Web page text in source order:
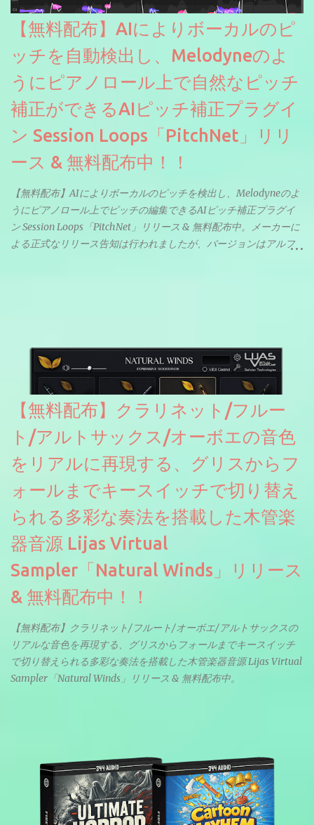
【無料配布】AIによりボーカルのピ
ッチを自動検出し、Melodyneのよ
うにピアノロール上で自然なピッチ
補正ができるAIピッチ補正プラグイ
ン Session Loops「PitchNet」リリ
ース & 無料配布中！！
【無料配布】AIによりボーカルのピッチを検出し、Melodyneのよ
うにピアノロール上でピッチの編集できるAIピッチ補正プラグイ
ン Session Loops「PitchNet」リリース & 無料配布中。メーカーに
よる正式なリリース告知は行われましたが、バージョンはアルフ
ソースを元に設計・改良した製品のようです。
【無料配布】クラリネット/フルー
ト/アルトサックス/オーボエの音色
をリアルに再現する、グリスからフ
ォールまでキースイッチで切り替え
られる多彩な奏法を搭載した木管楽
器音源 Lijas Virtual
Sampler「Natural Winds」リリース
& 無料配布中！！
【無料配布】クラリネット/フルート/オーボエ/アルトサックスの
リアルな音色を再現する、グリスからフォールまでキースイッチ
で切り替えられる多彩な奏法を搭載した木管楽器音源 Lijas Virtual
Sampler「Natural Winds」リリース & 無料配布中。